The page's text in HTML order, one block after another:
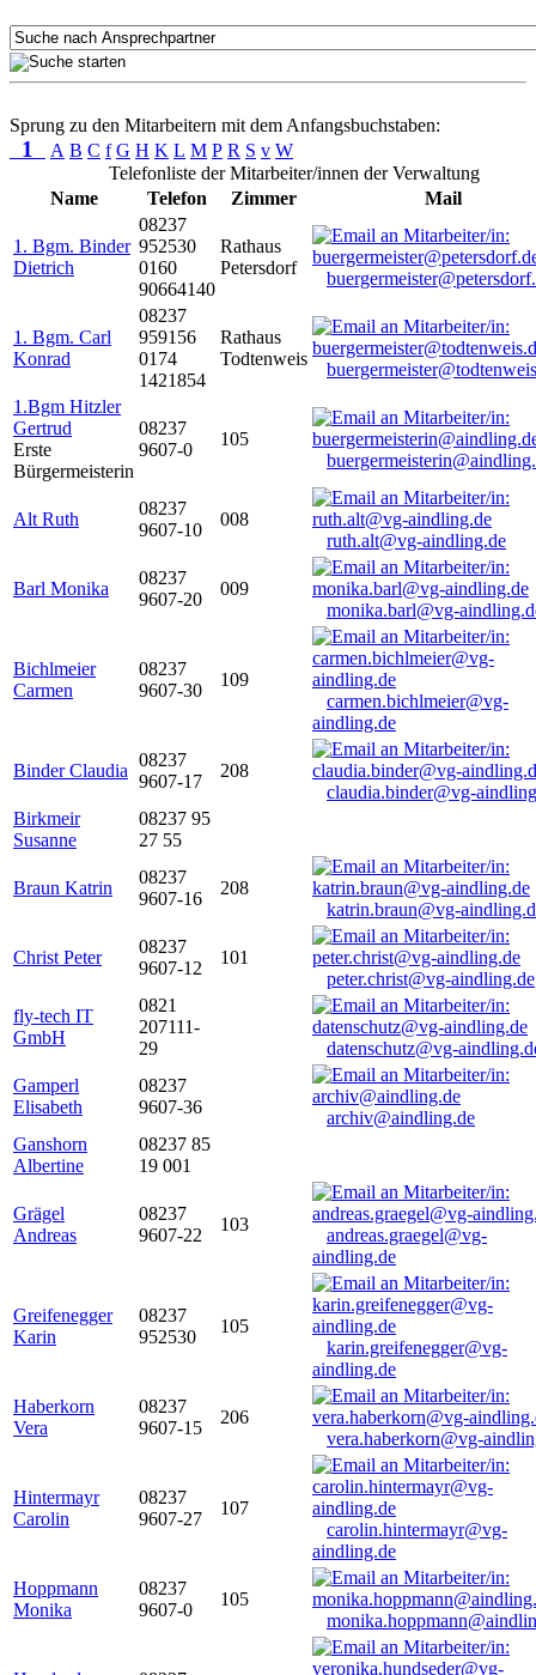
Sprung zu den Mitarbeitern mit dem Anfangsbuchstaben:
1 A B C f G H K L M P R S v W
Telefonliste der Mitarbeiter/innen der Verwaltung
Name
Telefon Zimmer Mail
1. Bgm. Binder
Dietrich
08237
952530
0160
90664140
Rathaus
Petersdorf
1. Bgm. Carl
Konrad
08237
959156
0174
1421854
Rathaus
Todtenweis
1.Bgm Hitzler
Gertrud
Erste
Bürgermeisterin
08237
9607-0
105
Alt Ruth
08237
9607-10
008
ruth.alt@vg-aindling.de
Barl Monika
08237
9607-20
009
monika.barl@vg-
Bichlmeier
Carmen
08237
9607-30
109
carmen.bichlmeier@vg-
aindling.de
Binder Claudia
08237
9607-17
208
claudia.binder@vg-
Birkmeir
Susanne
08237 95
27 55
Braun Katrin
08237
9607-16
208
katrin.braun@vg-
Christ Peter
08237
9607-12
101
peter.christ@vg-aindling.de
fly-tech IT
GmbH
0821
207111-
29
datenschutz@vg-
Gamperl
Elisabeth
08237
9607-36
archiv@aindling.de
Ganshorn
Albertine
08237 85
19 001
Grägel
Andreas
08237
9607-22
103
andreas.graegel@vg-
aindling.de
Greifenegger
Karin
08237
952530
105
karin.greifenegger@vg-
aindling.de
Haberkorn
Vera
08237
9607-15
206
vera.haberkorn@vg-
Hintermayr
Carolin
08237
9607-27
107
carolin.hintermayr@vg-
aindling.de
Hoppmann
Monika
08237
9607-0
105